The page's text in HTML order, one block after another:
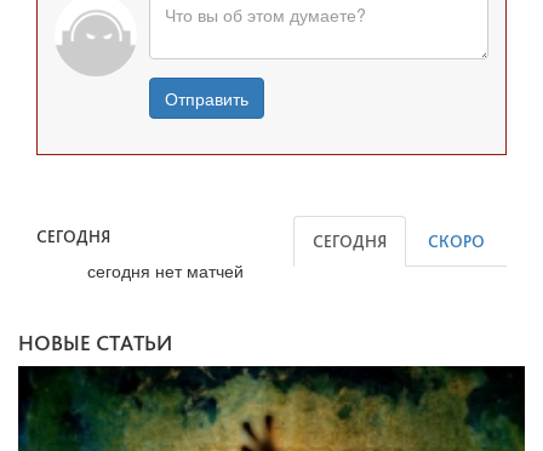
Отправить
СЕГОДНЯ СКОРО
СЕГОДНЯ
сегодня нет матчей
НОВЫЕ СТАТЬИ